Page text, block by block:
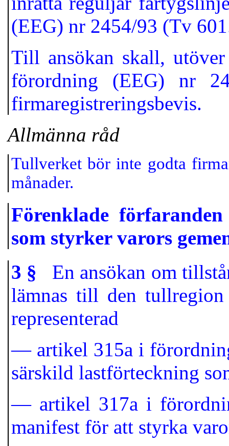
(EEG) nr 2454/93 (Tv
Till ansökan skall,
förordning (EEG) nr
firmaregistreringsbevis.
Allmänna råd
Tullverket bör inte godta
månader.
Förenklade
som styrker varors
3 § En ansökan om
lämnas till den tullregion
representerad
— artikel 315a i
särskild lastförteckning
— artikel 317a i
manifest för att styrka